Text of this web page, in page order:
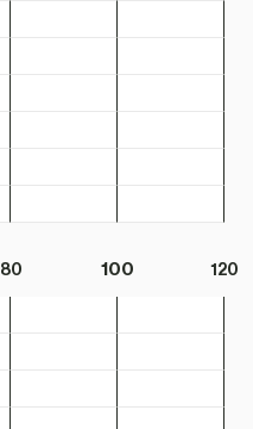
80 100 120